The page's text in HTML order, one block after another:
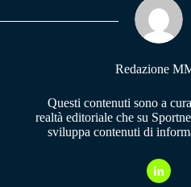
pp m
Redazione
Questi contenuti sono a
realtà editoriale che su
sviluppa contenuti di